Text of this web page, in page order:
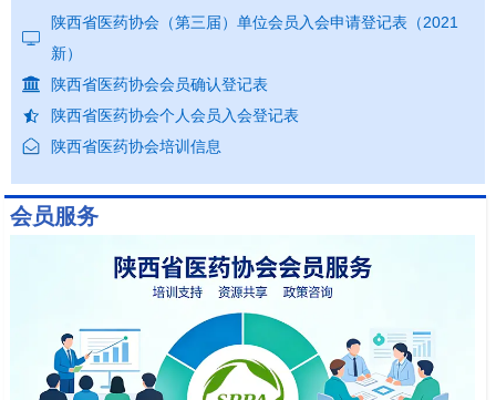
陕西省医药协会（第三届）单位会员入会申请登记表（2021
新）
陕西省医药协会会员确认登记表
陕西省医药协会个人会员入会登记表
陕西省医药协会培训信息
会员服务